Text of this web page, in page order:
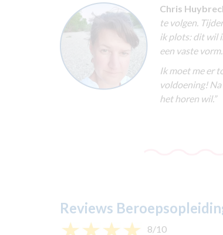
Chris
te volgen.
ik plots: dit wil
een vaste vorm.
Ik moet me er
voldoening!
het horen wil.”
Reviews
8/10